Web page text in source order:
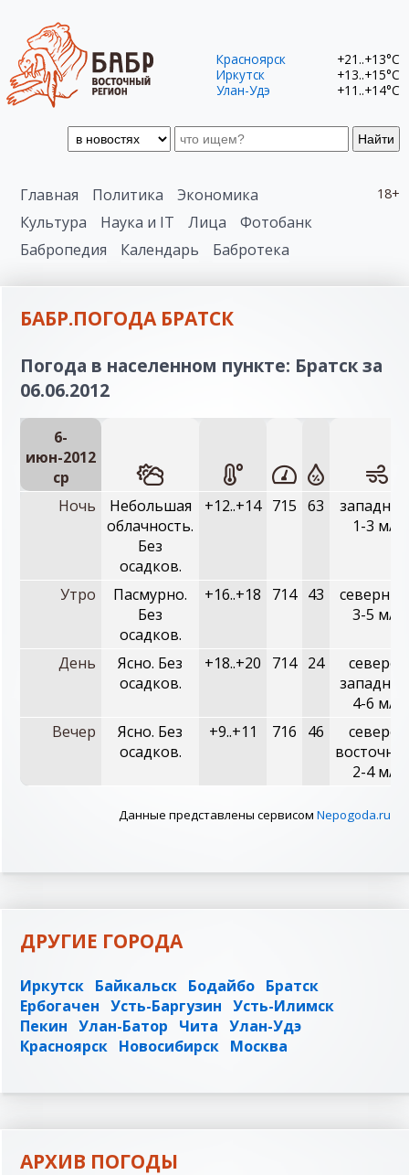
Найти
Красноярск
+21..+13°C
Иркутск
+13..+15°C
Улан-Удэ
+11..+14°C
18+
Главная Политика
Экономика
Культура
Наука и IT Лица
Фотобанк
Бабропедия
Календарь Бабротека
БАБР.ПОГОДА БРАТСК
Погода в населенном пункте: Братск за
06.06.2012
6-
июн-2012
ср
Ночь
Небольшая
облачность.
Без
осадков.
+12..+14 715 63
1-3 м/с
Утро
Пасмурно.
Без
осадков.
+16..+18 714 43
3-5 м/с
День
Ясно. Без
осадков.
+18..+20 714 24
северо-
4-6 м/с
Вечер
Ясно. Без
осадков.
+9..+11 716 46
северо-
2-4 м/с
Данные представлены сервисом Nepogoda.ru
ДРУГИЕ ГОРОДА
Иркутск Байкальск Бодайбо Братск
Ербогачен Усть-Баргузин Усть-Илимск
Пекин Улан-Батор Чита Улан-Удэ
Красноярск Новосибирск Москва
АРХИВ ПОГОДЫ